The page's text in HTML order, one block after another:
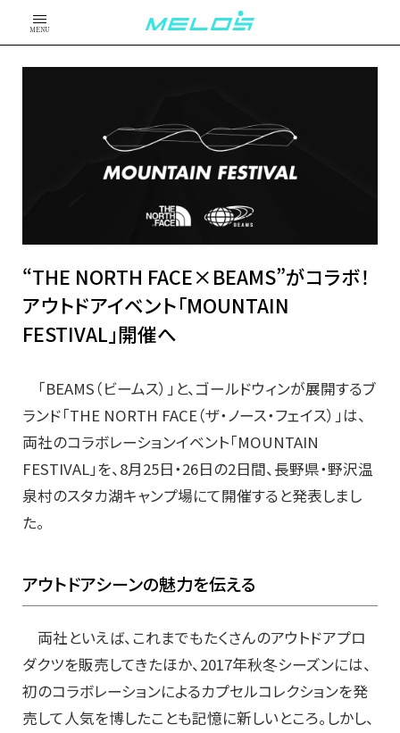
MENU
“THE NORTH FACE×BEAMS”がコラボ！
アウトドアイベント「MOUNTAIN
FESTIVAL」開催へ
「BEAMS（ビームス）」と、ゴールドウィンが展開するブ
ランド「THE NORTH FACE（ザ・ノース・フェイス）」は、
両社のコラボレーションイベント「MOUNTAIN
FESTIVAL」を、8月25日・26日の2日間、長野県・野沢温
泉村のスタカ湖キャンプ場にて開催すると発表しまし
た。
アウトドアシーンの魅力を伝える
両社といえば、これまでもたくさんのアウトドアプロ
ダクツを販売してきたほか、2017年秋冬シーズンには、
初のコラボレーションによるカプセルコレクションを発
売して人気を博したことも記憶に新しいところ。しかし、